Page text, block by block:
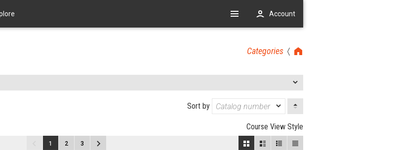
Categories
Sort by
Course View Style
1 2 3
Account